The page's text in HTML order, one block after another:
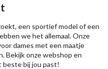
een sportief model of een
we het allemaal. Onze
dames met een maatje
Bekijk onze webshop en
bij jou past!